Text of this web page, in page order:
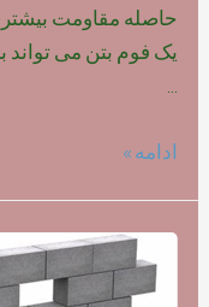
یک فوم بتن می تواند
تاثیر
روی
ادامه »